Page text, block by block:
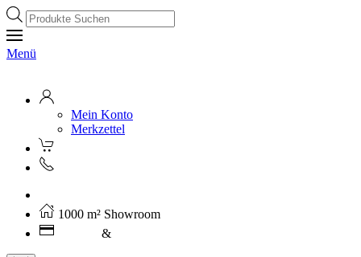
Products
search
Menü
Mein Konto
Merkzettel
1000 m² Showroom
&